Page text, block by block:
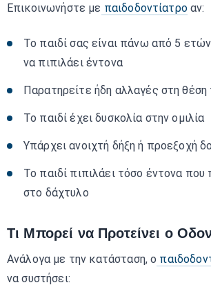
Επικοινωνήστε με παιδοδοντίατροαν:
Το παιδί σας είναι πάνω από 5
να πιπιλάει έντονα
Παρατηρείτε ήδη αλλαγές στη
Το παιδί έχει δυσκολία στην ομιλία
Υπάρχει ανοιχτή δήξη ή προεξοχή
Το παιδί πιπιλάει τόσο έντονα
στο δάχτυλο
Τι Μπορεί να Προτείνει ο
Ανάλογα με την κατάσταση, ο
να συστήσει: